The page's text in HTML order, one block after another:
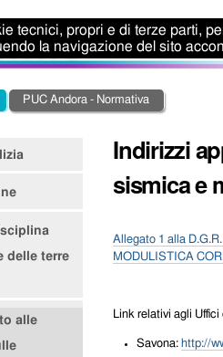
PUC Andora - Normativa
Indirizzi
sismica e
Allegato 1 alla
MODULISTICA
Link relativi agli
Savona: http://
delle terre
alle
tecnici, propri e di terze parti,
la navigazione del sito